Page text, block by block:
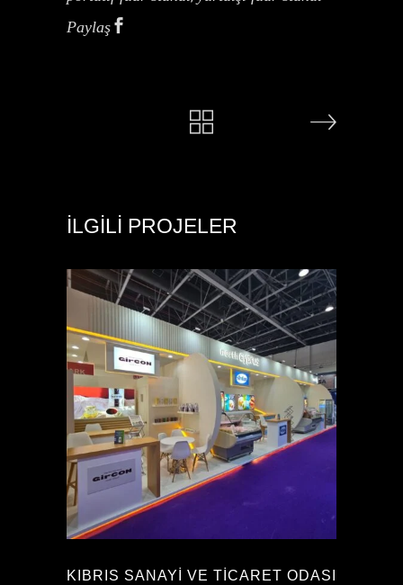
Paylaş
İLGILI PROJELER
KIBRIS SANAYİ VE TİCARET ODASI